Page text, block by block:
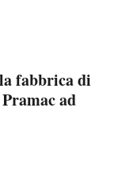
fabbrica di
ad